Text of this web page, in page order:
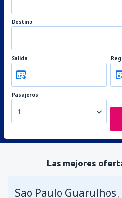
Destino
Salida
Pasajeros
1
Las mejores
Sao Paulo Guarulhos